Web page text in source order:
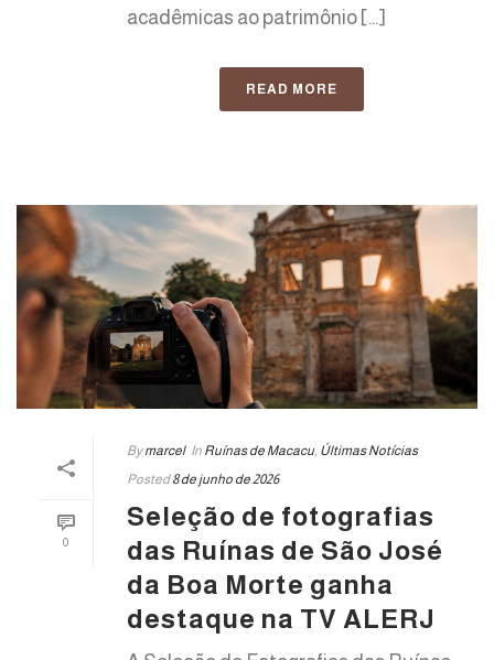
acadêmicas ao patrimônio [...]
READ MORE
0
By marcel In Ruínas de Macacu Últimas Notícias
Posted 8 de junho de 2026
Seleção de fotografias
das Ruínas de São José
da Boa Morte ganha
destaque na TV ALERJ